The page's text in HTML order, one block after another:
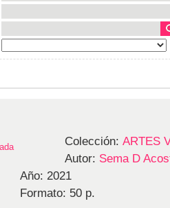
Colección: ARTES
Autor: Sema D
Año: 2021
Formato: 50 p.